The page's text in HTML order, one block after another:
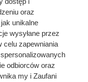
„Żyliśmy
dziewczyny.
magnata
oraz
unikalne
wysyłane przez
celu zapewniania
odbiorców oraz
my i Zaufani